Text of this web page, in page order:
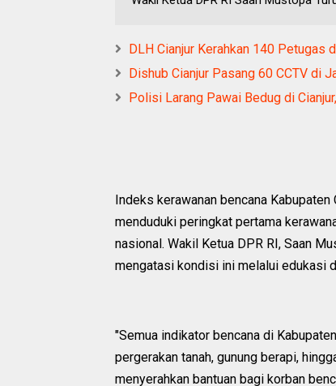
DLH Cianjur Kerahkan 140 Petugas
Dishub Cianjur Pasang 60 CCTV di
Polisi Larang Pawai Bedug di
Indeks kerawanan bencana Kabupaten
menduduki peringkat pertama
nasional. Wakil Ketua DPR RI, Saan
mengatasi kondisi ini melalui edukasi
"Semua indikator bencana di
pergerakan tanah, gunung berapi,
menyerahkan bantuan bagi korban